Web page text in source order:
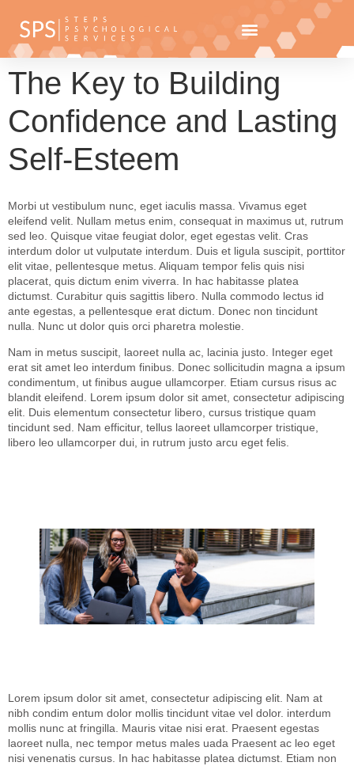
The Key to Building
Confidence and Lasting
Self-Esteem
Morbi ut vestibulum nunc, eget iaculis massa. Vivamus eget
eleifend velit. Nullam metus enim, consequat in maximus ut, rutrum
sed leo. Quisque vitae feugiat dolor, eget egestas velit. Cras
interdum dolor ut vulputate interdum. Duis et ligula suscipit, porttitor
elit vitae, pellentesque metus. Aliquam tempor felis quis nisi
placerat, quis dictum enim viverra. In hac habitasse platea
dictumst. Curabitur quis sagittis libero. Nulla commodo lectus id
ante egestas, a pellentesque erat dictum. Donec non tincidunt
nulla. Nunc ut dolor quis orci pharetra molestie.
Nam in metus suscipit, laoreet nulla ac, lacinia justo. Integer eget
erat sit amet leo interdum finibus. Donec sollicitudin magna a ipsum
condimentum, ut finibus augue ullamcorper. Etiam cursus risus ac
blandit eleifend. Lorem ipsum dolor sit amet, consectetur adipiscing
elit. Duis elementum consectetur libero, cursus tristique quam
tincidunt sed. Nam efficitur, tellus laoreet ullamcorper tristique,
libero leo ullamcorper dui, in rutrum justo arcu eget felis.
Lorem ipsum dolor sit amet, consectetur adipiscing elit. Nam at
nibh condim entum dolor mollis tincidunt vitae vel dolor. interdum
mollis nunc at fringilla. Mauris vitae nisi erat. Praesent egestas
laoreet nulla, nec tempor metus males uada Praesent ac leo eget
nisi venenatis cursus. In hac habitasse platea dictumst. Etiam non